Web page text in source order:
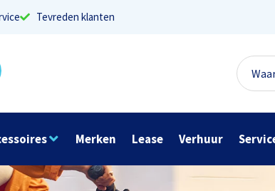
Tevreden klanten
Merken Lease Verhuur